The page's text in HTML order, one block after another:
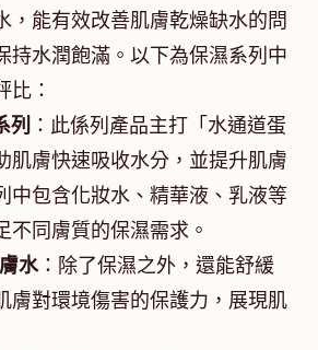
，能有效改善肌膚乾燥缺水的問
持水潤飽滿。以下為保濕系列中
比：
列 ：此係列產品主打「水通道蛋
肌膚快速吸收水分，並提升肌膚
中包含化妝水、精華液、乳液等
不同膚質的保濕需求。
水：除了保濕之外，還能舒緩
膚對環境傷害的保護力，展現肌